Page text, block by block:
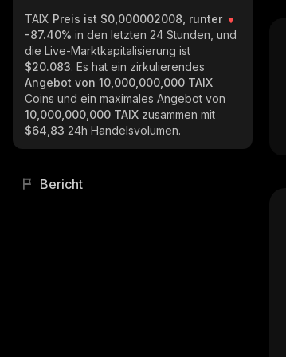
TAIX Preis ist $0,000002008, runter
-87.40% in den letzten 24 Stunden, und
die Live-Marktkapitalisierung ist
$20.083. Es hat ein zirkulierendes
Angebot von 10,000,000,000 TAIX
Coins und ein maximales Angebot von
10,000,000,000 TAIX zusammen mit
$64,83 24h Handelsvolumen.
Bericht